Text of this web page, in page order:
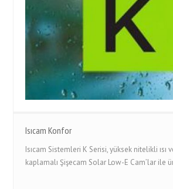
Isıcam Konfor
Isıcam Sistemleri K Serisi, yüksek nitelikli ısı
kaplamalı Şişecam Solar Low-E Cam’lar ile